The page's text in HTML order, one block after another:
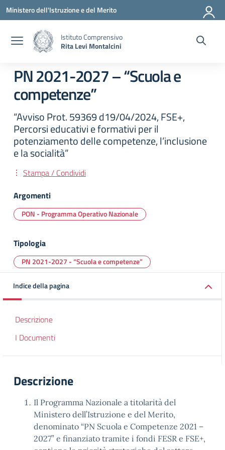
Vai ai contenuti
Vai al menu di navigazione
Vai al footer
Ministero dell'Istruzione e del Merito
Istituto Comprensivo
Rita Levi Montalcini
PN 2021-2027 – “Scuola e
competenze”
“Avviso Prot. 59369 d19/04/2024, FSE+,
Percorsi educativi e formativi per il
potenziamento delle competenze, l’inclusione
e la socialità”
Stampa / Condividi
Argomenti
PON - Programma Operativo Nazionale
Tipologia
PN 2021-2027 - “Scuola e competenze”
Indice della pagina
Descrizione
I Documenti
Descrizione
Il Programma Nazionale a titolarità del
Ministero dell’Istruzione e del Merito,
denominato “PN Scuola e Competenze 2021 –
2027” e finanziato tramite i fondi FESR e FSE+,